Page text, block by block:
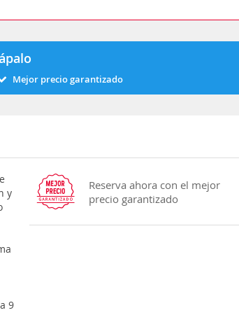
Mejor precio garantizado
y
9
Reserva ahora con el mejor
precio garantizado